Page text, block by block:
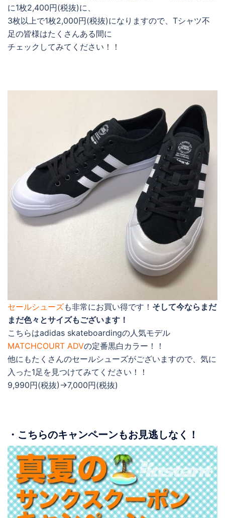
に1枚2,400円(税抜)に、
3枚以上で1枚2,000円(税抜)になりますので、Tシャツ不
足の皆様はたくさんある間に
チェックしてみてください！！
セールシューズも非常にお買い得です！ そして今ならまだ
まだ色々とサイズもございます！
こちらはadidas skateboardingの人気モデル
MATCHCOURT ADVの定番黒白カラー！！
他にもたくさんのセールシューズがございますので、気に
入った1足を見つけてみてください！！
9,990円(税抜)→7,000円(税抜)
・こちらのキャンペーンもお見逃しなく！